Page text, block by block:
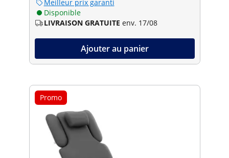
Meilleur prix garanti
Disponible
LIVRAISON GRATUITE env. 17/08
Ajouter au panier
Promo